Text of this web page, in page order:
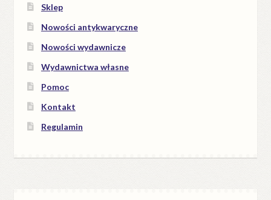
Sklep
Nowości antykwaryczne
Nowości wydawnicze
Wydawnictwa własne
Pomoc
Kontakt
Regulamin